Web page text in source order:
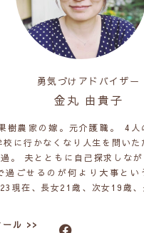
勇気づけアドバイザー
金丸 由貴子
樹農家の嫁。元介護職。 4人
校に行かなくなり人生を問い
。 夫とともに自己探求しな
過ごせるのが何より大事とい
現在、長女21歳、次女19歳
ール >>